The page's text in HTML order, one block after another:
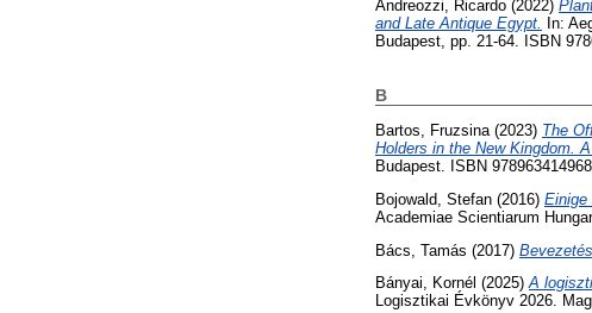
Andreozzi, Ricardo (2022)
and Late Antique Egypt.
In:
Budapest, pp. 21-64. ISBN
B
Bartos, Fruzsina (2023) The
Holders in the New Kingdom.
Budapest. ISBN
Bojowald, Stefan (2016) Einige
Academiae Scientiarum
Bács, Tamás (2017)
Bányai, Kornél (2025)A
Logisztikai Évkönyv 2026.